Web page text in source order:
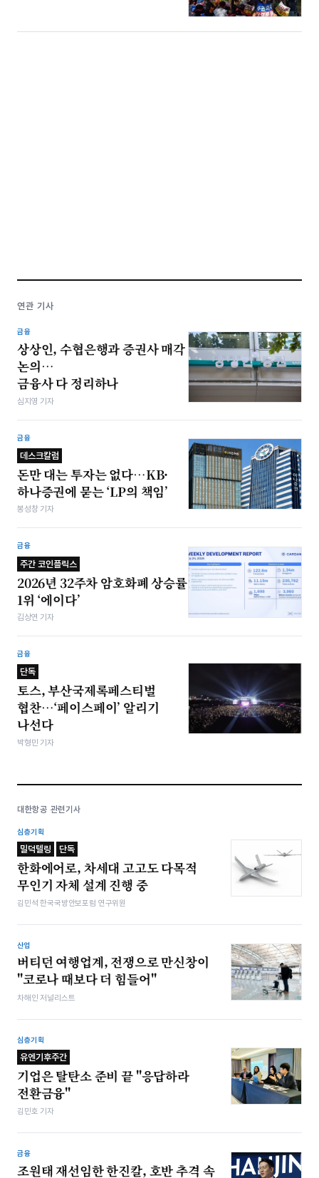
연관 기사
금융
상상인, 수협은행과 증권사 매각
논의…
금융사 다 정리하나
심지영 기자
금융
데스크칼럼
돈만 대는 투자는 없다…KB·
하나증권에 묻는 ‘LP의 책임’
봉성창 기자
금융
주간 코인플릭스
2026년 32주차 암호화폐 상승률
1위 ‘에이다’
김상연 기자
금융
단독
토스, 부산국제록페스티벌
협찬…‘페이스페이’ 알리기
나선다
박형민 기자
대한항공 관련기사
심층기획
밀덕텔링 단독
한화에어로, 차세대 고고도 다목적
무인기 자체 설계 진행 중
김민석 한국국방안보포럼 연구위원
산업
버티던 여행업계, 전쟁으로 만신창이
"코로나 때보다 더 힘들어"
차해인 저널리스트
심층기획
유엔기후주간
기업은 탈탄소 준비 끝 "응답하라
전환금융"
김민호 기자
금융
조원태 재선임한 한진칼, 호반 추격 속